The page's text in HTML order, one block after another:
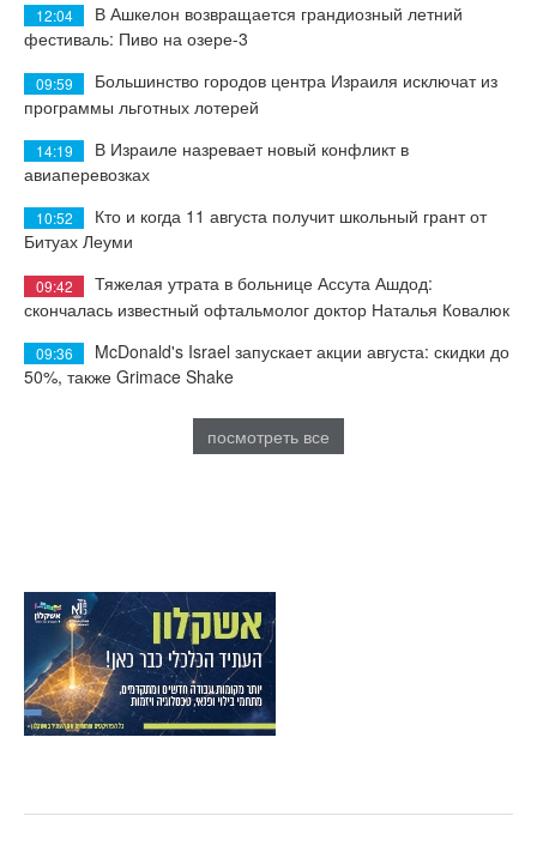
12:04
В Ашкелон возвращается грандиозный летний
фестиваль: Пиво на озере-3
09:59
Большинство городов центра Израиля исключат из
программы льготных лотерей
14:19
В Израиле назревает новый конфликт в
авиаперевозках
10:52
Кто и когда 11 августа получит школьный грант от
Битуах Леуми
09:42
Тяжелая утрата в больнице Ассута Ашдод:
скончалась известный офтальмолог доктор Наталья Ковалюк
09:36
McDonald's Israel запускает акции августа: скидки до
50%, также Grimace Shake
посмотреть все